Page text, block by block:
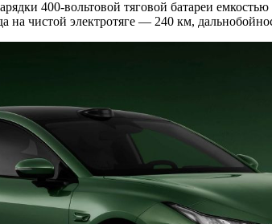
400-вольтовой тяговой батареи
на чистой электротяге — 240 км,